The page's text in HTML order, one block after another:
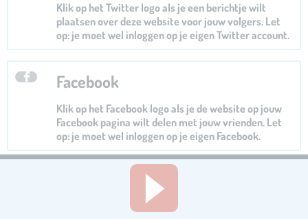
Klik op het Twitter logo als je een berichtje wilt
plaatsen over deze website voor jouw volgers. Let
op: je moet wel inloggen op je eigen Twitter account.
Facebook
Klik op het Facebook logo als je de website op jouw
Facebook pagina wilt delen met jouw vrienden. Let
op: je moet wel inloggen op je eigen Facebook.